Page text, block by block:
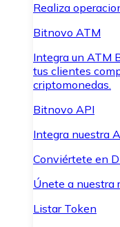
Realiza
Bitnovo ATM
Integra un ATM
tus clientes
criptomonedas.
Bitnovo API
Integra nuestra
Conviértete en
Únete a nuestra
Listar Token